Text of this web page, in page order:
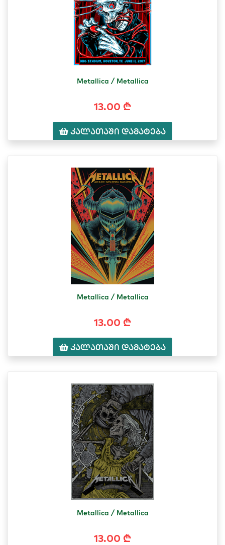
Metallica / Metallica
13.00 ₾
კალათაში დამატება
Metallica / Metallica
13.00 ₾
კალათაში დამატება
Metallica / Metallica
13.00 ₾